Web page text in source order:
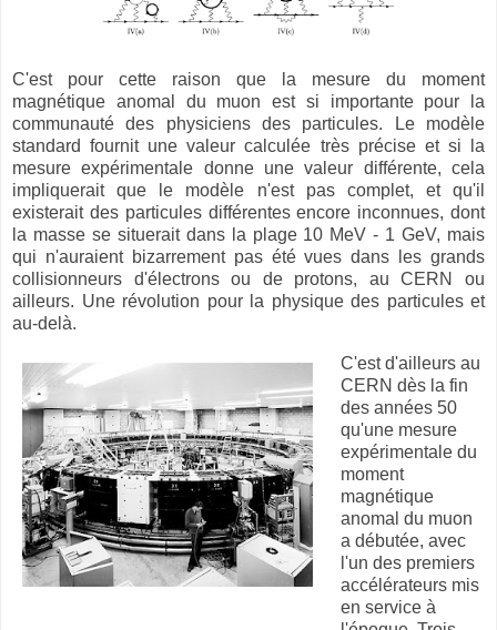
C'est pour cette raison que la mesure du moment
magnétique anomal du muon est si importante pour la
communauté des physiciens des particules. Le modèle
standard fournit une valeur calculée très précise et si la
mesure expérimentale donne une valeur différente, cela
impliquerait que le modèle n'est pas complet, et qu'il
existerait des particules différentes encore inconnues, dont
la masse se situerait dans la plage 10 MeV - 1 GeV, mais
qui n'auraient bizarrement pas été vues dans les grands
collisionneurs d'électrons ou de protons, au CERN ou
ailleurs. Une révolution pour la physique des particules et
au-delà.
C'est d'ailleurs au
CERN dès la fin
des années 50
qu'une mesure
expérimentale du
moment
magnétique
anomal du muon
a débutée, avec
l'un des premiers
accélérateurs mis
en service à